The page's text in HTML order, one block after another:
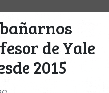
de Yale
2015